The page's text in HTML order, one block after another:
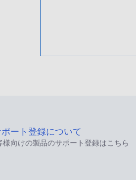
ート登録について
様向けの製品のサポート登録はこちら